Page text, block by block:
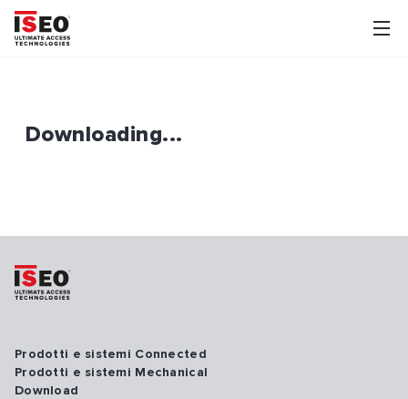
Downloading...
Prodotti e sistemi Connected
Prodotti e sistemi Mechanical
Download